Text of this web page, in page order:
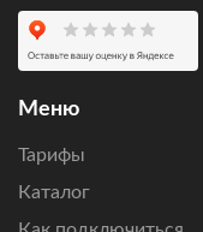
Оставьте заявку,
подключения по
расчет стоимости
не справляются.
Меню
Тарифы
Каталог